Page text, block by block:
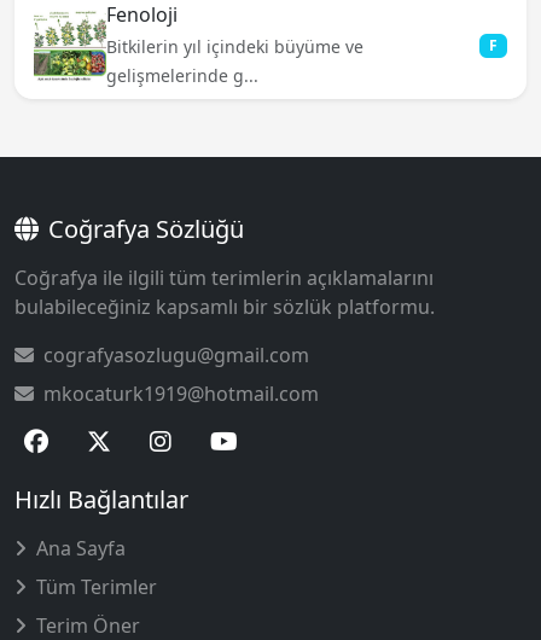
Fenoloji
Bitkilerin yıl içindeki büyüme ve
gelişmelerinde g...
F
Coğrafya Sözlüğü
Coğrafya ile ilgili tüm terimlerin açıklamalarını
bulabileceğiniz kapsamlı bir sözlük platformu.
cografyasozlugu@gmail.com
mkocaturk1919@hotmail.com
Hızlı Bağlantılar
Ana Sayfa
Tüm Terimler
Terim Öner